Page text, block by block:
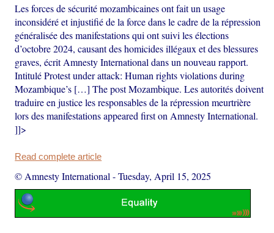
Les forces de sécurité mozambicaines ont fait un usage
inconsidéré et injustifié de la force dans le cadre de la répression
généralisée des manifestations qui ont suivi les élections
d’octobre 2024, causant des homicides illégaux et des blessures
graves, écrit Amnesty International dans un nouveau rapport.
Intitulé Protest under attack: Human rights violations during
Mozambique’s […] The post Mozambique. Les autorités doivent
traduire en justice les responsables de la répression meurtrière
lors des manifestations appeared first on Amnesty International.
]]>
Read complete article
© Amnesty International -Tuesday, April 15, 2025